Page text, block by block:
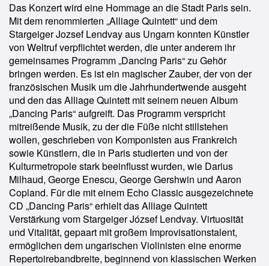
Das Konzert wird eine Hommage an die Stadt Paris sein.
Mit dem renommierten „Alliage Quintett“ und dem
Stargeiger Jozsef Lendvay aus Ungarn konnten Künstler
von Weltruf verpflichtet werden, die unter anderem ihr
gemeinsames Programm „Dancing Paris“ zu Gehör
bringen werden. Es ist ein magischer Zauber, der von der
französischen Musik um die Jahrhundertwende ausgeht
und den das Alliage Quintett mit seinem neuen Album
„Dancing Paris“ aufgreift. Das Programm verspricht
mitreißende Musik, zu der die Füße nicht stillstehen
wollen, geschrieben von Komponisten aus Frankreich
sowie Künstlern, die in Paris studierten und von der
Kulturmetropole stark beeinflusst wurden, wie Darius
Milhaud, George Enescu, George Gershwin und Aaron
Copland. Für die mit einem Echo Classic ausgezeichnete
CD „Dancing Paris“ erhielt das Alliage Quintett
Verstärkung vom Stargeiger József Lendvay. Virtuosität
und Vitalität, gepaart mit großem Improvisationstalent,
ermöglichen dem ungarischen Violinisten eine enorme
Repertoirebandbreite, beginnend von klassischen Werken